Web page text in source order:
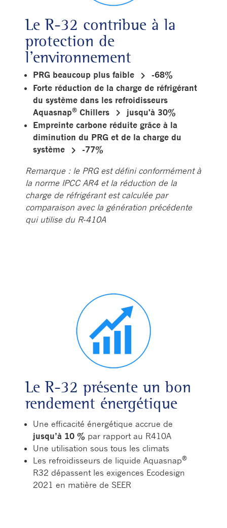
Le R-32 contribue à la
protection de
l’environnement
PRG beaucoup plus faible keyboard_arrow_right
-68%
Forte réduction de la charge de réfrigérant
du système dans les refroidisseurs
Aquasnap® Chillers keyboard_arrow_right
jusqu'à 30%
Empreinte carbone réduite grâce à la
diminution du PRG et de la charge du
système
keyboard_arrow_right -77%
Remarque : le PRG est défini conformément à
la norme IPCC AR4 et la réduction de la
charge de réfrigérant est calculée par
comparaison avec la génération précédente
qui utilise du R-410A
Le R-32 présente un bon
rendement énergétique
Une efficacité énergétique accrue de
jusqu’à 10 % par rapport au R410A
Une utilisation sous tous les climats
Les refroidisseurs de liquide Aquasnap®
R32 dépassent les exigences Ecodesign
2021 en matière de SEER